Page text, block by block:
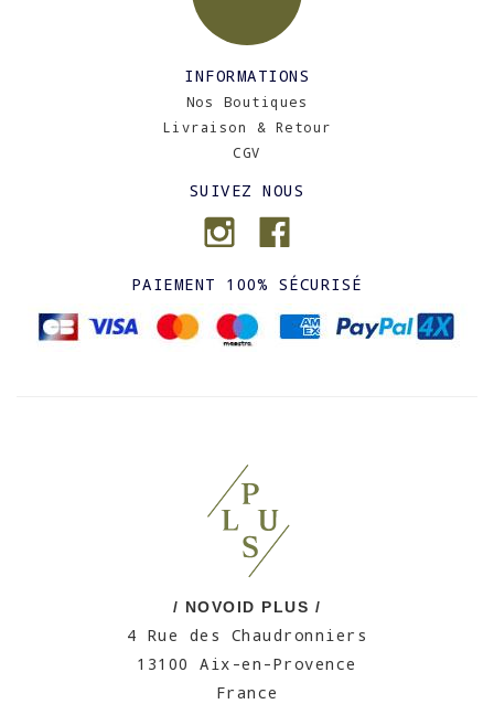
INFORMATIONS
Nos Boutiques
Livraison & Retour
CGV
SUIVEZ NOUS
PAIEMENT 100% SÉCURISÉ
/ NOVOID PLUS /
4 Rue des Chaudronniers
13100 Aix-en-Provence
France